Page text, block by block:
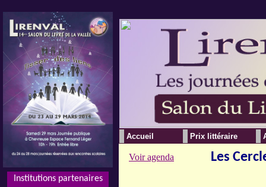
Voir agenda Les
Institutions partenaires
Institutions partenaires
Accueil Prix littéraire